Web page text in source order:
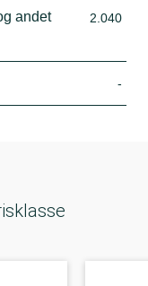
andet
2.040
-